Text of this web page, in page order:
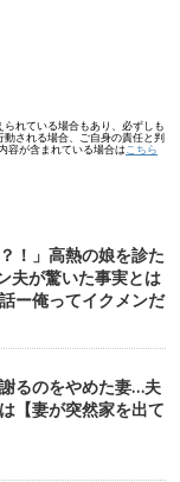
れている場合もあり、必ずしも
される場合、ご自身の責任と判
容が含まれている場合は こちら
！」高熱の娘を診た
夫が驚いた事実とは
ー俺ってイクメンだ
るのをやめた妻…夫
【妻が突然家を出て